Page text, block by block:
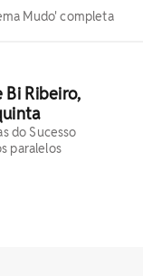
Mudo' completa
Ribeiro,
do Sucesso
paralelos